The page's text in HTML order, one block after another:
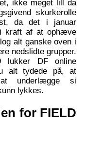
ikke meget lill da
skurkerolle
da det i januar
kraft af at ophæve
alt ganske oven i
nedslidte grupper.
lukker DF online
alt tydede på, at
underlægge si
lykkes.
for FIELD